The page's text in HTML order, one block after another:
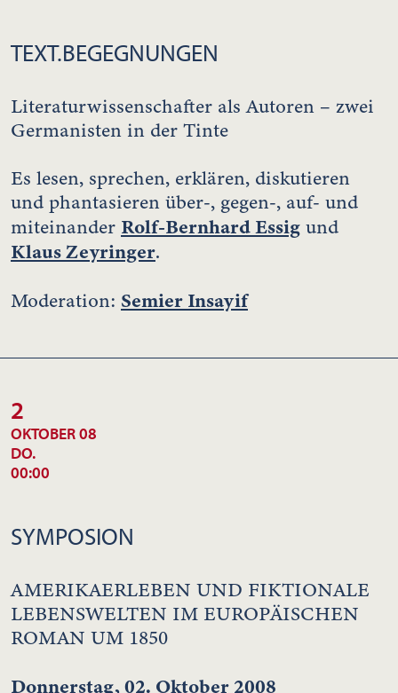
TEXT.BEGEGNUNGEN
Literaturwissenschafter als Autoren – zwei
Germanisten in der Tinte
Es lesen, sprechen, erklären, diskutieren
und phantasieren über-, gegen-, auf- und
miteinander Rolf-Bernhard Essig und
Klaus Zeyringer.
Moderation: Semier Insayif
2
OKTOBER 08
DO.
00:00
SYMPOSION
AMERIKAERLEBEN UND FIKTIONALE
LEBENSWELTEN IM EUROPÄISCHEN
ROMAN UM 1850
Donnerstag, 02. Oktober 2008